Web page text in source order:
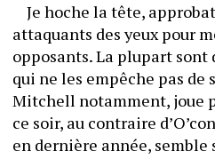
Je hoche la tête,
attaquants des yeux pour
opposants. La plupart sont
qui ne les empêche pas de
Mitchell notamment, joue
ce soir, au contraire
en dernière année,